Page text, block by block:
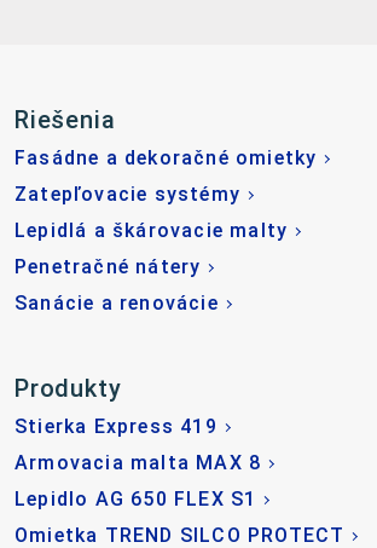
Riešenia
Fasádne a dekoračné omietky
Zatepľovacie systémy
Lepidlá a škárovacie malty
Penetračné nátery
Sanácie a renovácie
Produkty
Stierka Express 419
Armovacia malta MAX 8
Lepidlo AG 650 FLEX S1
Omietka TREND SILCO PROTECT